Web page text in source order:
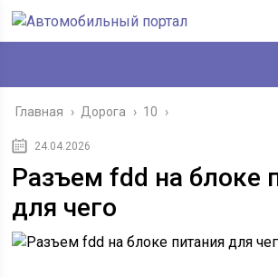
Главная › Дорога › 10 ›
24.04.2026
Разъем fdd на блоке
для чего